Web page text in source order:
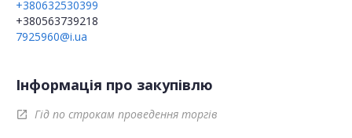
+380632530399
+380563739218
7925960@i.ua
Інформація про закупівлю
open_in_new Гід по строкам проведення торгів